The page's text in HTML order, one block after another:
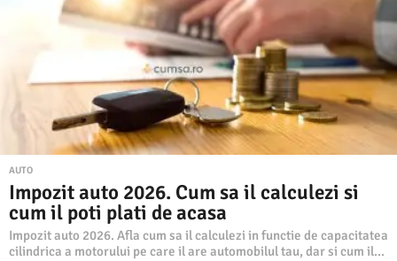
2
0
2
6
AUTO
Impozit auto 2026. Cum sa il calculezi si
cum il poti plati de acasa
Impozit auto 2026. Afla cum sa il calculezi in functie de capacitatea
cilindrica a motorului pe care il are automobilul tau, dar si cum il...